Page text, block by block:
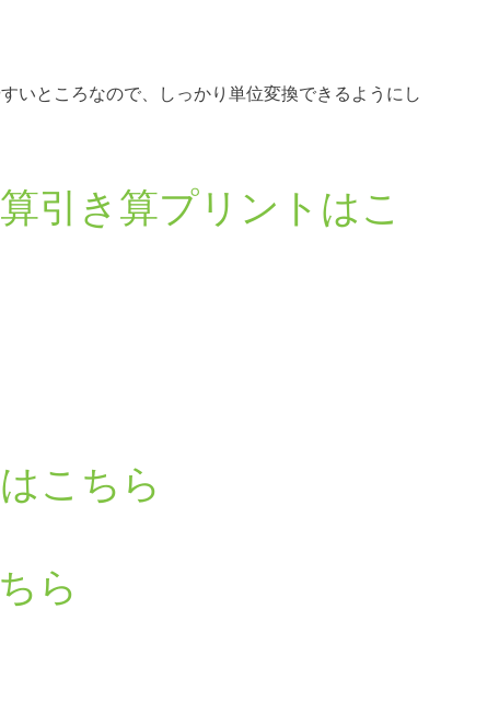
いところなので、しっかり単位変換できるようにし
引き算プリントはこ
こちら
ら